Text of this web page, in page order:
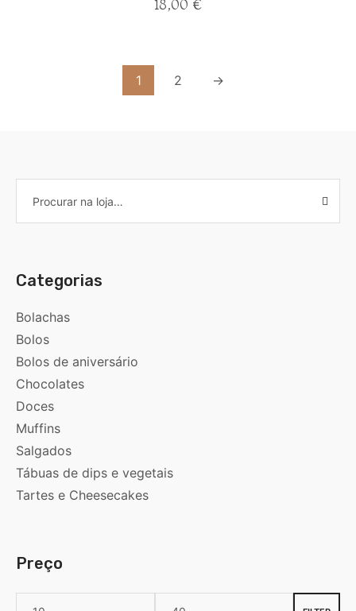
18,00 €
1 2 →
Categorias
Bolachas
Bolos
Bolos de aniversário
Chocolates
Doces
Muffins
Salgados
Tábuas de dips e vegetais
Tartes e Cheesecakes
Preço